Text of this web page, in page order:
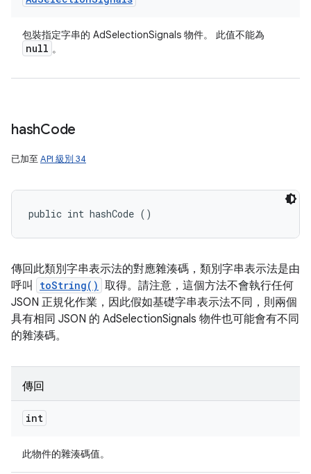
包裝指定字串的 AdSelectionSignals 物件。 此值不能為
null 。
hashCode
已加至 API 級別 34
public int hashCode ()
傳回此類別字串表示法的對應雜湊碼，類別字串表示法是由
呼叫
toString() 取得。請注意，這個方法不會執行任何
JSON 正規化作業，因此假如基礎字串表示法不同，則兩個
具有相同 JSON 的 AdSelectionSignals 物件也可能會有不同
的雜湊碼。
傳回
int
此物件的雜湊碼值。